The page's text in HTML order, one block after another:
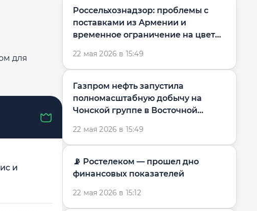
для
и
Россельхознадзор: проблемы с
поставками из Армении и
временное ограничение на цветы
22 мая 2026 в 15:49
Газпром нефть запустила
полномасштабную добычу на
Чонской группе в Восточной
22 мая 2026 в 15:49
📡 Ростелеком — прошел дно
финансовых показателей
22 мая 2026 в 15:12